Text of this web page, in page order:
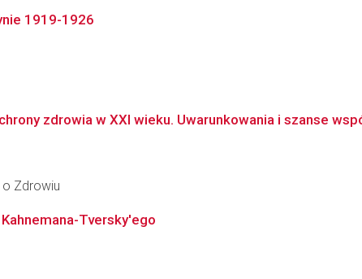
1919-1926
zdrowia w XXI wieku. Uwarunkowania i szanse
o Zdrowiu
Tversky'ego